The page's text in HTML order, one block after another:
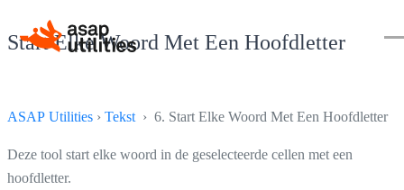
Start Elke Woord Met Een Hoofdletter
ASAP Utilities › Tekst › 6. Start Elke Woord Met Een Hoofdletter
Deze tool start elke woord in de geselecteerde cellen met een
hoofdletter.